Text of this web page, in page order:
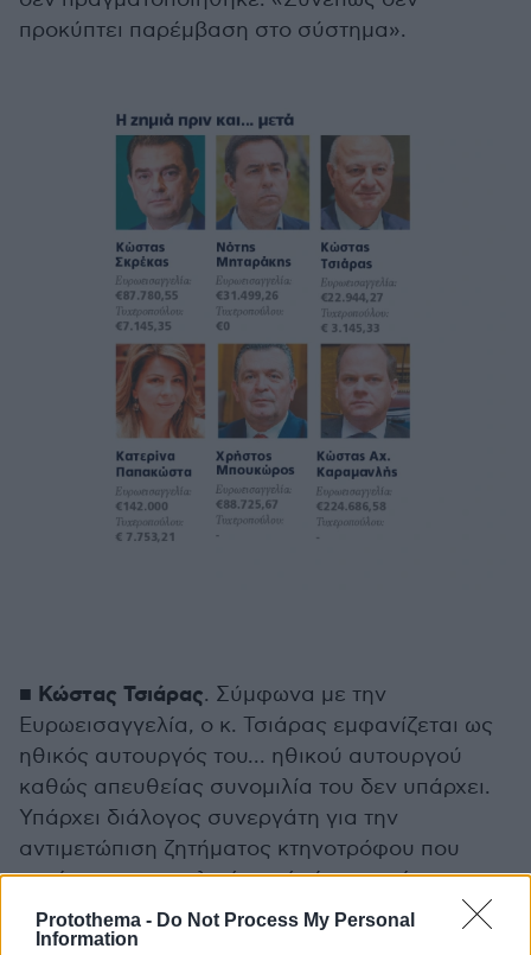
Protothema - Do Not Process My Personal
Information
προκύπτει παρέμβαση στο σύστημα».
■ Κώστας Τσιάρας. Σύμφωνα με την
Ευρωεισαγγελία, ο κ. Τσιάρας εμφανίζεται ως
ηθικός αυτουργός του... ηθικού αυτουργού
καθώς απευθείας συνομιλία του δεν υπάρχει.
Υπάρχει διάλογος συνεργάτη για την
αντιμετώπιση ζητήματος κτηνοτρόφου που
κατά την εισαγγελική αρχή είναι παράνομο,
ενώ κατά τον κ. Τσιάρα είναι νόμιμο και εύλογο
καθώς ο παραγωγός κινδύνευε να χάσει